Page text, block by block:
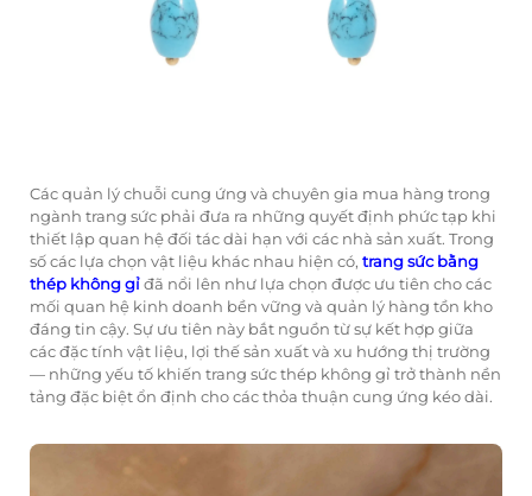
Các quản lý chuỗi cung ứng và chuyên gia mua hàng trong
ngành trang sức phải đưa ra những quyết định phức tạp khi
thiết lập quan hệ đối tác dài hạn với các nhà sản xuất. Trong
số các lựa chọn vật liệu khác nhau hiện có, trang sức bằng
thép không gỉđã nổi lên như lựa chọn được ưu tiên cho các
mối quan hệ kinh doanh bền vững và quản lý hàng tồn kho
đáng tin cậy. Sự ưu tiên này bắt nguồn từ sự kết hợp giữa
các đặc tính vật liệu, lợi thế sản xuất và xu hướng thị trường
— những yếu tố khiến trang sức thép không gỉ trở thành nền
tảng đặc biệt ổn định cho các thỏa thuận cung ứng kéo dài.